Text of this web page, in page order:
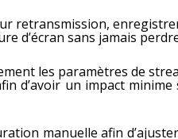
retransmission,
d’écran sans jamais
les paramètres de
d’avoir un impact
manuelle afin